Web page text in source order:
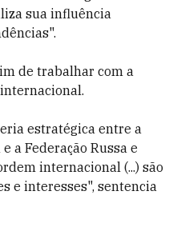
sua influência
de trabalhar com a
estratégica entre a
a Federação Russa e
internacional (...) são
e interesses", sentencia